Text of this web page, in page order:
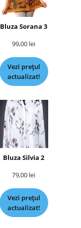
Bluza Sorana 3
99,00 lei
Vezi prețul
actualizat!
Bluza Silvia 2
79,00 lei
Vezi prețul
actualizat!